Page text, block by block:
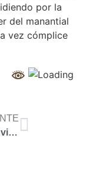
por la
del manantial
vez cómplice
El Puño Invisible